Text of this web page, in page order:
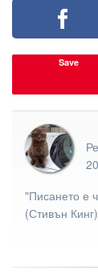
Save
"Писането е
(Стивън Кинг)